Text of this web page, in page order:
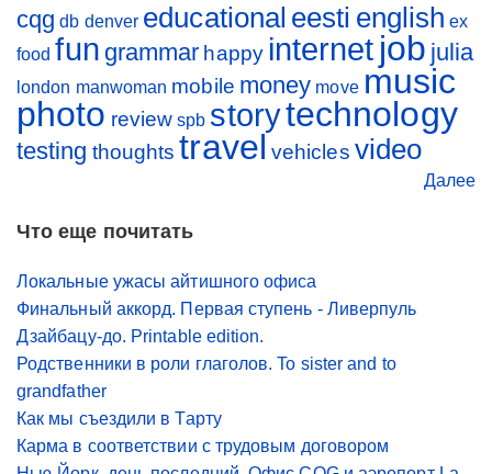
cqg db denver educational eesti english ex
food fun grammar happy internet job julia
london manwoman mobile money move music
photo review spb storytechnology
testing thoughts travel vehicles video
Далее
Что еще почитать
Локальные ужасы айтишного офиса
Финальный аккорд. Первая ступень - Ливерпуль
Дзайбацу-до. Printable edition.
Родственники в роли глаголов. To sister and to
grandfather
Как мы съездили в Тарту
Карма в соответствии с трудовым договором